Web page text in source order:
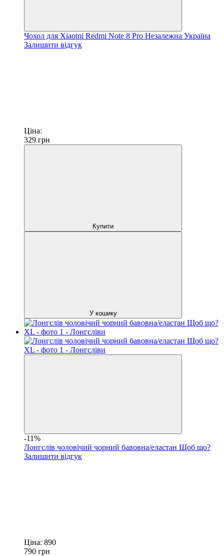
Чохол для Xiaomi Redmi Note 8 Pro Незалежна Україна
Залишити відгук
Ціна:
329 грн
Купити
У кошику
-11%
Лонгслів чоловічий чорний бавовна/еластан Щоб що?
Залишити відгук
Ціна: 890
790 грн